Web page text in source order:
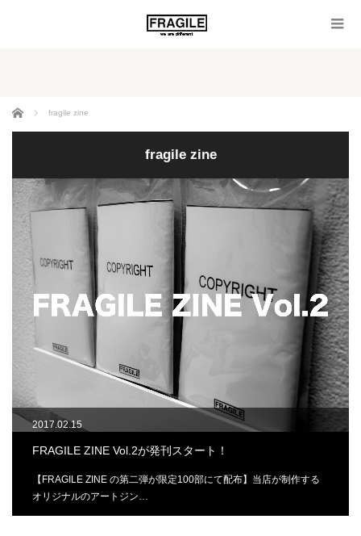
ホーム fragile zine
fragile zine
2017.02.15
FRAGILE ZINE Vol.2が発刊スタート！
【FRAGILE ZINE の第二弾が限定100部にて配布】当店が制作する
オリジナルのアートジン…